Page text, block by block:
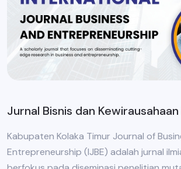
Jurnal Bisnis dan
Kabupaten Kolaka Timur Journal of
Entrepreneurship (IJBE) adalah jurnal